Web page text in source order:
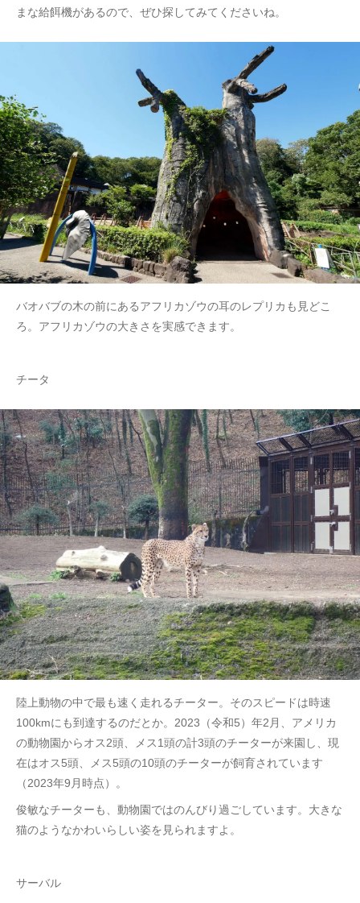
まな給餌機があるので、ぜひ探してみてくださいね。
バオバブの木の前にあるアフリカゾウの耳のレプリカも見どこ
ろ。アフリカゾウの大きさを実感できます。
チータ
陸上動物の中で最も速く走れるチーター。そのスピードは時速
100kmにも到達するのだとか。2023（令和5）年2月、アメリカ
の動物園からオス2頭、メス1頭の計3頭のチーターが来園し、現
在はオス5頭、メス5頭の10頭のチーターが飼育されています
（2023年9月時点）。
俊敏なチーターも、動物園ではのんびり過ごしています。大きな
猫のようなかわいらしい姿を見られますよ。
サーバル